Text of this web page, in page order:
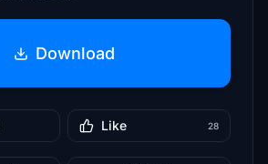
Download
Like 28